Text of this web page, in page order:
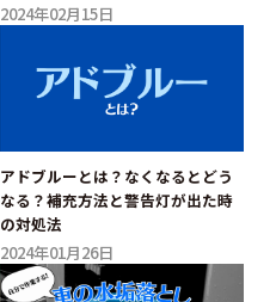
2024年02月15日
アドブルーとは？なくなるとどう
なる？補充方法と警告灯が出た時
の対処法
2024年01月26日